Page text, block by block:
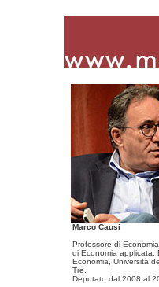
Marco Causi
Professore di
di Economia applicata,
Economia, Università
Tre.
Deputato dal 2008 al